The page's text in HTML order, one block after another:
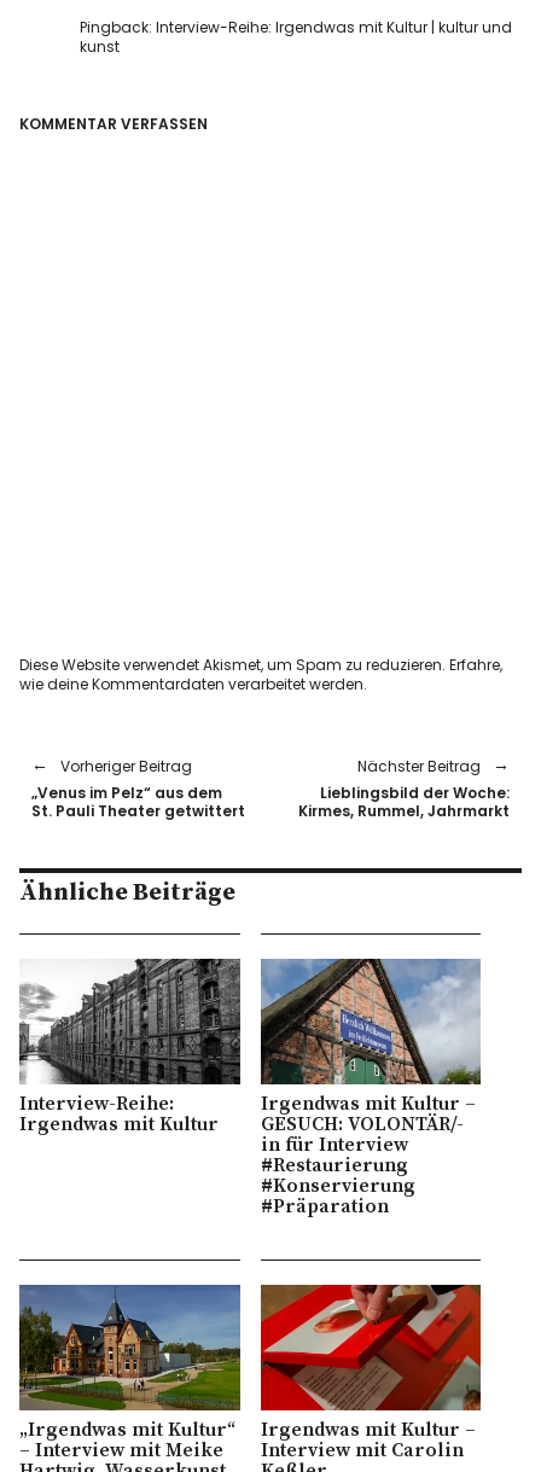
Pingback:Interview-Reihe: Irgendwas mit Kultur | kultur und
kunst
KOMMENTAR VERFASSEN
Diese Website verwendet Akismet, um Spam zu reduzieren.Erfahre,
wie deine Kommentardaten verarbeitet werden.
Vorheriger Beitrag
„Venus im Pelz“ aus dem
St. Pauli Theater getwittert
Nächster Beitrag
Lieblingsbild der Woche:
Kirmes, Rummel, Jahrmarkt
Ähnliche Beiträge
Interview-Reihe:
Irgendwas mit Kultur
Irgendwas mit Kultur –
GESUCH: VOLONTÄR/-
in für Interview
#Restaurierung
#Konservierung
#Präparation
„Irgendwas mit Kultur“
– Interview mit Meike
Irgendwas mit Kultur –
Interview mit Carolin